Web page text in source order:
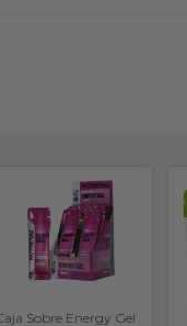
Sobre Energy Gel